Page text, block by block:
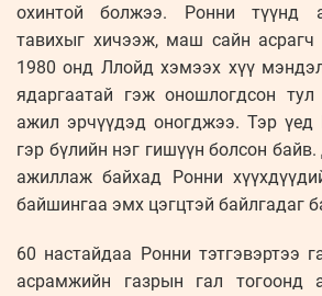
охинтой болжээ. Ронни түүнд
тавихыг хичээж, маш сайн асрагч
1980 онд Ллойд хэмээх хүү
ядаргаатай гэж оношлогдсон тул
ажил эрчүүдэд оногджээ. Тэр үед
гэр бүлийн нэг гишүүн болсон
ажиллаж байхад Ронни
байшингаа эмх цэгцтэй байлгадаг
60 настайдаа Ронни тэтгэвэртээ
асрамжийн газрын гал тогоонд